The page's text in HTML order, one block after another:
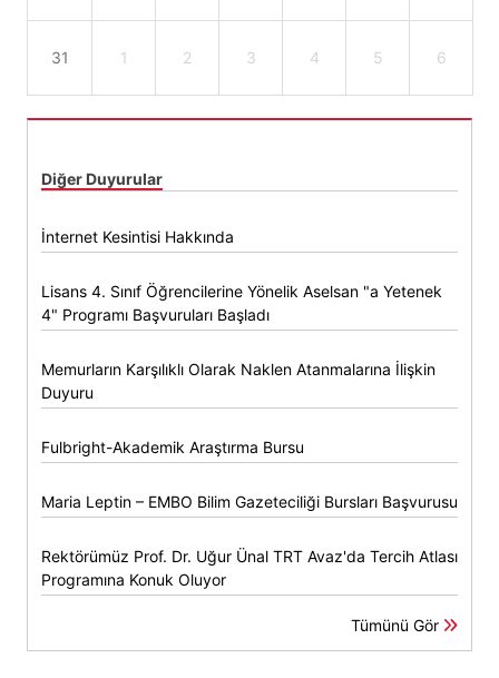
31 1 2 3 4 5 6
Diğer Duyurular
İnternet Kesintisi Hakkında
Lisans 4. Sınıf Öğrencilerine Yönelik Aselsan "a Yetenek
4" Programı Başvuruları Başladı
Memurların Karşılıklı Olarak Naklen Atanmalarına İlişkin
Duyuru
Fulbright-Akademik Araştırma Bursu
Maria Leptin – EMBO Bilim Gazeteciliği Bursları Başvurusu
Rektörümüz Prof. Dr. Uğur Ünal TRT Avaz'da Tercih Atlası
Programına Konuk Oluyor
Tümünü Gör